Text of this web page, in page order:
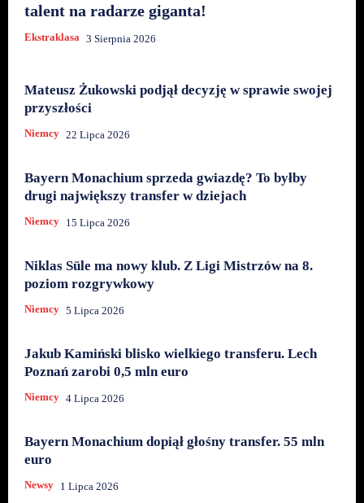
talent na radarze giganta!
Ekstraklasa 3 Sierpnia 2026
Mateusz Żukowski podjął decyzję w sprawie swojej
przyszłości
Niemcy 22 Lipca 2026
Bayern Monachium sprzeda gwiazdę? To byłby
drugi największy transfer w dziejach
Niemcy 15 Lipca 2026
Niklas Süle ma nowy klub. Z Ligi Mistrzów na 8.
poziom rozgrywkowy
Niemcy 5 Lipca 2026
Jakub Kamiński blisko wielkiego transferu. Lech
Poznań zarobi 0,5 mln euro
Niemcy 4 Lipca 2026
Bayern Monachium dopiął głośny transfer. 55 mln
euro
Newsy 1 Lipca 2026